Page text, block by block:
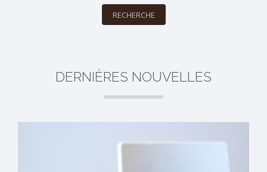
RECHERCHE
DERNIÈRES NOUVELLES